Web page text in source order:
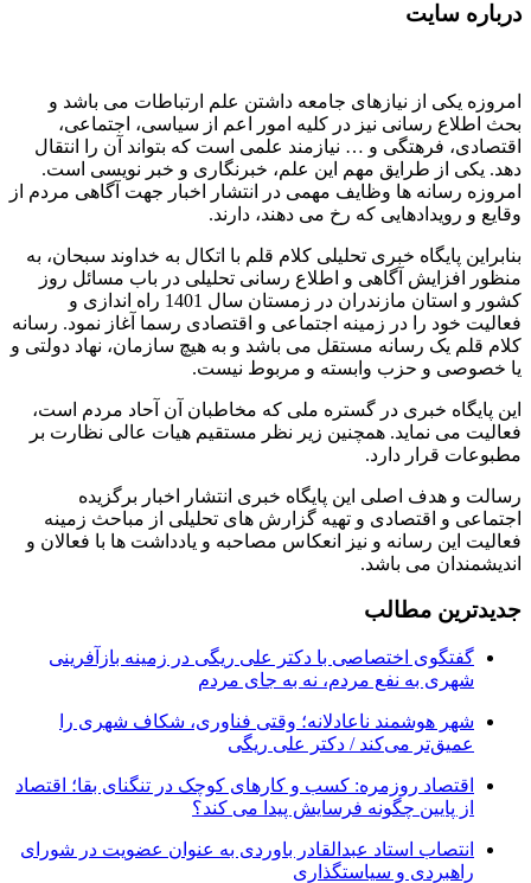
درباره سایت
امروزه یکی از نیازهای جامعه داشتن علم ارتباطات می باشد و
بحث اطلاع رسانی نیز در کلیه امور اعم از سیاسی، اجتماعی،
اقتصادی، فرهتگی و … نیازمند علمی است که بتواند آن را انتقال
دهد. یکی از طرایق مهم این علم، خبرنگاری و خبر نویسی است.
امروزه رسانه ها وظایف مهمی در انتشار اخبار جهت آگاهی مردم از
وقایع و رویدادهایی که رخ می دهند، دارند.
بنابراین پایگاه خبری تحلیلی کلام قلم با اتکال به خداوند سبحان، به
منظور افزایش آگاهی و اطلاع رسانی تحلیلی در باب مسائل روز
کشور و استان مازندران در زمستان سال 1401 راه اندازی و
فعالیت خود را در زمینه اجتماعی و اقتصادی رسما آغاز نمود. رسانه
کلام قلم یک رسانه مستقل می باشد و به هیچ سازمان، نهاد دولتی و
یا خصوصی و حزب وابسته و مربوط نیست.
این پایگاه خبری در گستره ملی که مخاطبان آن آحاد مردم است،
فعالیت می نماید. همچنین زیر نظر مستقیم هیات عالی نظارت بر
مطبوعات قرار دارد.
رسالت و هدف اصلی این پایگاه خبری انتشار اخبار برگزیده
اجتماعی و اقتصادی و تهیه گزارش های تحلیلی از مباحث زمینه
فعالیت این رسانه و نیز انعکاس مصاحبه و یادداشت ها با فعالان و
اندیشمندان می باشد.
جدیدترین مطالب
گفتگوی اختصاصی با دکتر علی ریگی در زمینه بازآفرینی
شهری به نفع مردم، نه به جای مردم
شهر هوشمند ناعادلانه؛ وقتی فناوری، شکاف شهری را
عمیق‌تر می‌کند / دکتر علی ریگی
اقتصاد روزمره: کسب‌ و کارهای کوچک در تنگنای بقا؛ اقتصاد
از پایین چگونه فرسایش پیدا می کند؟
انتصاب استاد عبدالقادر باوردی به عنوان عضویت در شورای
راهبردی و سیاستگذاری